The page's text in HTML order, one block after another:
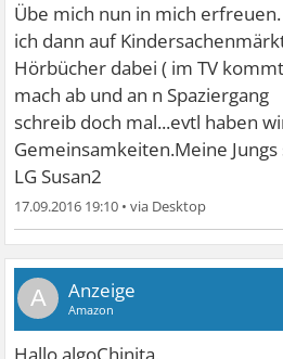
Übe mich nun in mich
ich dann auf
Hörbücher dabei ( im TV
mach ab und an n Spaziergang
schreib doch mal...evtl haben
Gemeinsamkeiten.Meine
LG Susan2
17.09.2016 19:10 •
A